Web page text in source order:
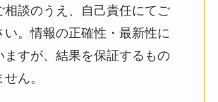
相談のうえ、自己責任にてご
い。情報の正確性・最新性に
ますが、結果を保証するもの
ん。